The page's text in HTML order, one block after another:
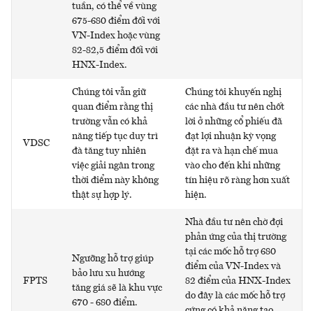
tuần, có thể về vùng
675-680 điểm đối với
VN-Index hoặc vùng
82-82,5 điểm đối với
HNX-Index.
VDSC
Chúng tôi vẫn giữ
quan điểm rằng thị
trường vẫn có khả
năng tiếp tục duy trì
đà tăng tuy nhiên
việc giải ngân trong
thời điểm này không
thật sự hợp lý.
Chúng tôi khuyến nghị
các nhà đầu tư nên chốt
lời ở những cổ phiếu đã
đạt lợi nhuận kỳ vọng
đặt ra và hạn chế mua
vào cho đến khi những
tín hiệu rõ ràng hơn xuất
hiện.
FPTS
Ngưỡng hỗ trợ giúp
bảo lưu xu hướng
tăng giá sẽ là khu vực
670 - 680 điểm.
Nhà đầu tư nên chờ đợi
phản ứng của thị trường
tại các mốc hỗ trợ 680
điểm của VN-Index và
82 điểm của HNX-Index
do đây là các mốc hỗ trợ